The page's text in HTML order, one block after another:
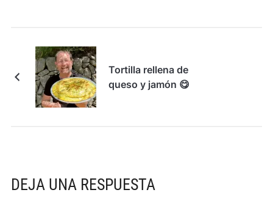
Tortilla rellena de
queso y jamón 😋
DEJA UNA RESPUESTA